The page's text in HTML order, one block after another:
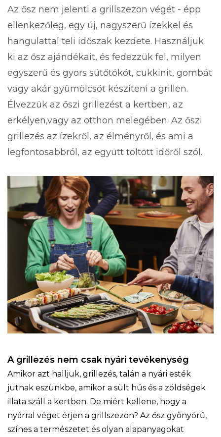
Az ősz nem jelenti a grillszezon végét - épp
ellenkezőleg, egy új, nagyszerű ízekkel és
hangulattal teli időszak kezdete. Használjuk
ki az ősz ajándékait, és fedezzük fel, milyen
egyszerű és gyors sütőtököt, cukkinit, gombát
vagy akár gyümölcsöt készíteni a grillen.
Élvezzük az őszi grillezést a kertben, az
erkélyen,vagy az otthon melegében. Az őszi
grillezés az ízekről, az élményről, és ami a
legfontosabbról, az együtt töltött időről szól.
A grillezés nem csak nyári tevékenység
Amikor azt halljuk, grillezés, talán a nyári esték
jutnak eszünkbe, amikor a sült hús és a zöldségek
illata száll a kertben. De miért kellene, hogy a
nyárral véget érjen a grillszezon? Az ősz gyönyörű,
színes a természetet és olyan alapanyagokat